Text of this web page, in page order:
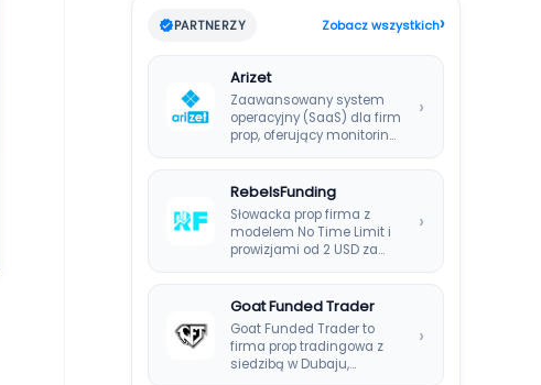
PARTNERZY Zobacz wszystkich›
Arizet
Zaawansowany system
operacyjny (SaaS) dla firm
prop, oferujący monitoring
rzeczywistym i…
›
RebelsFunding
Słowacka prop firma z
modelem No Time Limit i
prowizjami od 2 USD za…
›
Goat Funded Trader
Goat Funded Trader to
firma prop tradingowa z
siedzibą w Dubaju,
›